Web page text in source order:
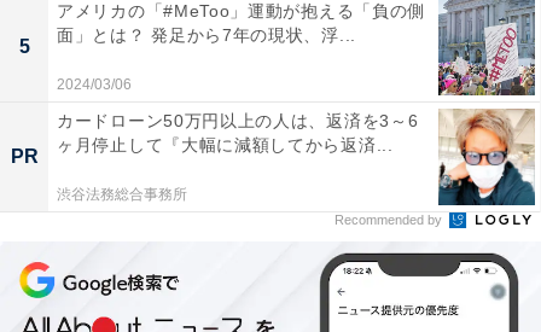
2DKが12万9400円、2LDK～3DKが20万6200円です。
5
アメリカの「#MeToo」運動が抱える「負の側
面」とは？ 発足から7年の現状、浮...
2024/03/06
PR
カードローン50万円以上の人は、返済を3～6
ヶ月停止して『大幅に減額してから返済...
渋谷法務総合事務所
Recommended by